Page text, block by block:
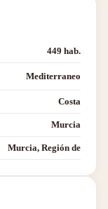
449 hab.
Mediterraneo
Costa
Murcia
Murcia, Región de